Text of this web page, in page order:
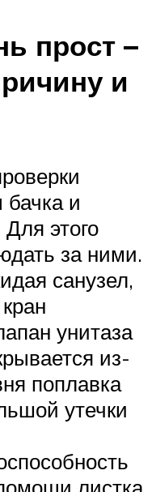
прост –
и
и
этого
за ними.
санузел,
унитаза
из-
поплавка
утечки